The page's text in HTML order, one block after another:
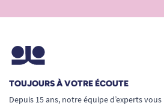
TOUJOURS À VOTRE ÉCOUTE
Depuis 15 ans, notre équipe d’experts vous